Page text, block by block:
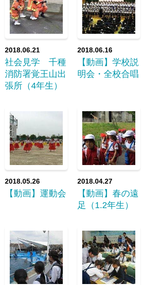
2018.06.21
社会見学 千種
消防署覚王山出
張所（4年生）
2018.06.16
【動画】学校説
明会・全校合唱
2018.05.26
【動画】運動会
2018.04.27
【動画】春の遠
足（1.2年生）